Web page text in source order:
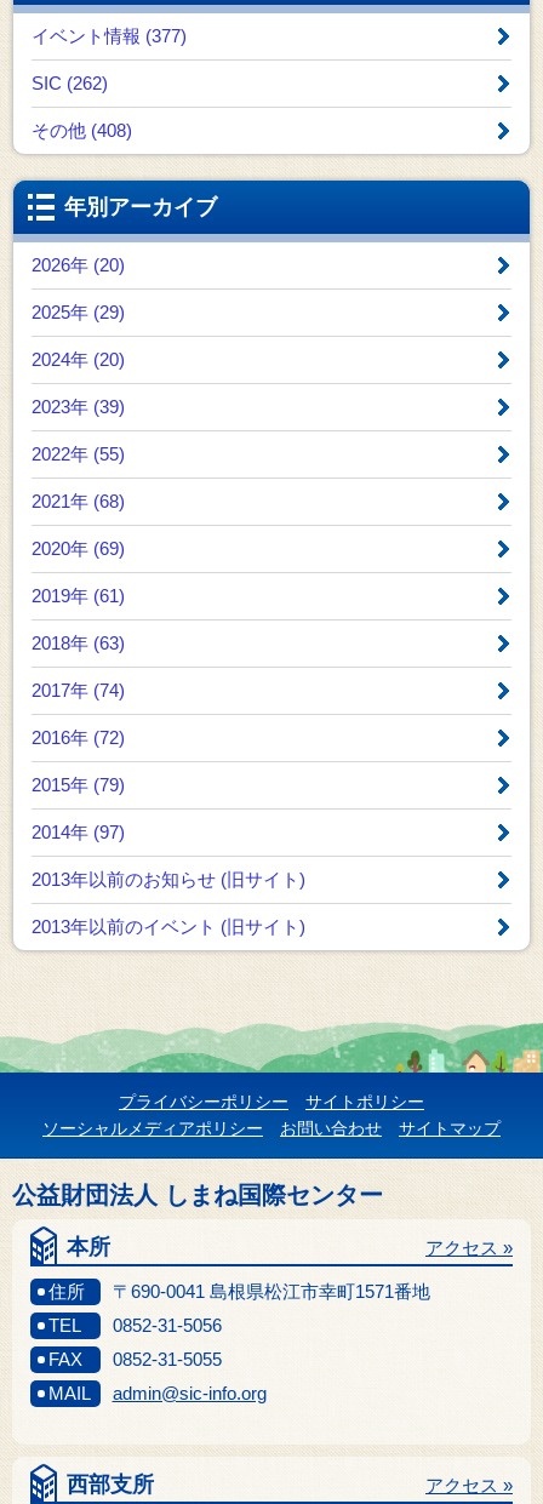
イベント情報 (377)
SIC (262)
その他 (408)
年別アーカイブ
2026年 (20)
2025年 (29)
2024年 (20)
2023年 (39)
2022年 (55)
2021年 (68)
2020年 (69)
2019年 (61)
2018年 (63)
2017年 (74)
2016年 (72)
2015年 (79)
2014年 (97)
2013年以前のお知らせ (旧サイト)
2013年以前のイベント (旧サイト)
プライバシーポリシー
サイトポリシー
ソーシャルメディアポリシー
お問い合わせ サイトマップ
公益財団法人 しまね国際センター
本所
住所 〒690-0041 島根県松江市幸町1571番地
アクセス »
TEL
0852-31-5056
FAX
0852-31-5055
MAIL
admin@sic-info.org
西部支所 アクセス »